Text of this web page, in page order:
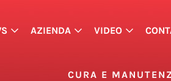
AZIENDA VIDEO
CURA E